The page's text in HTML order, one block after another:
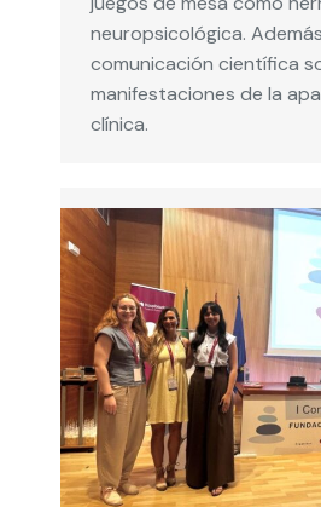
neuropsicológica.
comunicación científica
manifestaciones de la
clínica.